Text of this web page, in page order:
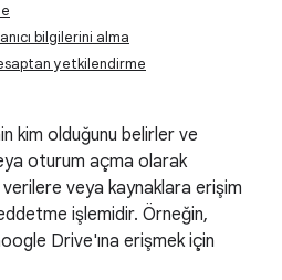
bilgilerini alma
yetkilendirme
kim olduğunu belirler ve
oturum açma olarak
verilere veya kaynaklara erişim
işlemidir. Örneğin,
Drive'ına erişmek için